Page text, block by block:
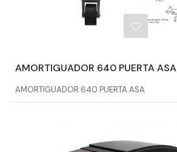
AMORTIGUADOR 640 PUERTA ASA
AMORTIGUADOR 640 PUERTA ASA